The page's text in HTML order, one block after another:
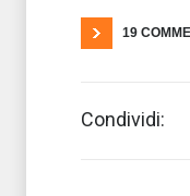
19
Condividi: